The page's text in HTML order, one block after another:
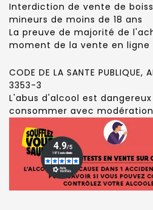
Interdiction de vente de
mineurs de moins de 18 ans
La preuve de majorité de
moment de la vente en ligne
CODE DE LA SANTE PUBLIQUE,
3353-3
L'abus d'alcool est
consommer avec